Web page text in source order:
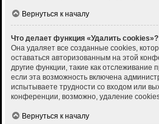
Вернуться к началу
Что делает функция «Удалить cookies»?
Она удаляет все созданные cookies,
оставаться авторизованным на этой
другие функции, такие как отслеживание
если эта возможность включена
испытываете трудности со входом или
конференции, возможно, удаление
Вернуться к началу